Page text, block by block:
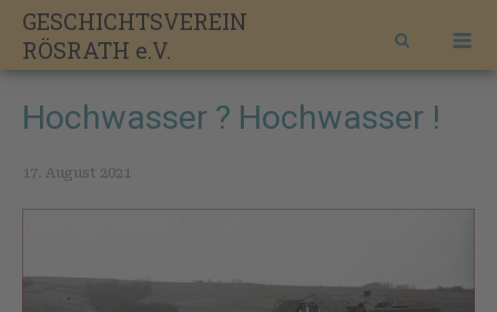
Skip
content
GESCHICHTSVEREIN
RÖSRATH e.V.
Hochwasser ? Hochwasser !
17. August 2021